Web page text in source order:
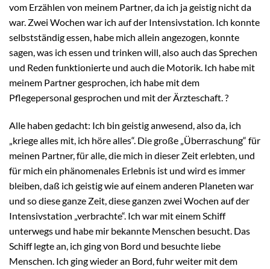
vom Erzählen von meinem Partner, da ich ja geistig nicht da
war. Zwei Wochen war ich auf der Intensivstation. Ich konnte
selbstständig essen, habe mich allein angezogen, konnte
sagen, was ich essen und trinken will, also auch das Sprechen
und Reden funktionierte und auch die Motorik. Ich habe mit
meinem Partner gesprochen, ich habe mit dem
Pflegepersonal gesprochen und mit der Ärzteschaft. ?
Alle haben gedacht: Ich bin geistig anwesend, also da, ich
„kriege alles mit, ich höre alles“. Die große „Überraschung“ für
meinen Partner, für alle, die mich in dieser Zeit erlebten, und
für mich ein phänomenales Erlebnis ist und wird es immer
bleiben, daß ich geistig wie auf einem anderen Planeten war
und so diese ganze Zeit, diese ganzen zwei Wochen auf der
Intensivstation „verbrachte“. Ich war mit einem Schiff
unterwegs und habe mir bekannte Menschen besucht. Das
Schiff legte an, ich ging von Bord und besuchte liebe
Menschen. Ich ging wieder an Bord, fuhr weiter mit dem